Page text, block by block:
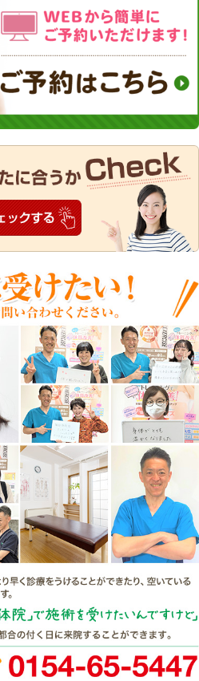
口コミ釧路NO1
くなった筋肉を緩
えていきま
い施術になります
でも安心して施術